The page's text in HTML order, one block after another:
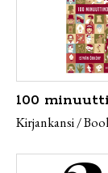
100
Kirjankansi /